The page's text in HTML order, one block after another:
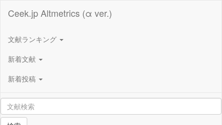
Ceek.jp Altmetrics (α ver.)
文献ランキング
新着文献
新着投稿